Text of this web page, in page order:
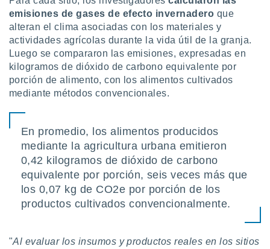
e
mediante
publicidad
1199
emisiones de gases de efecto invernadero que
alteran el clima asociadas con los materiales y
actividades agrícolas durante la vida útil de la granja.
Luego se compararon las emisiones, expresadas en
kilogramos de dióxido de carbono equivalente por
porción de alimento, con los alimentos cultivados
mediante métodos convencionales.
En promedio, los alimentos producidos
mediante la agricultura urbana emitieron
0,42 kilogramos de dióxido de carbono
equivalente por porción, seis veces más que
los 0,07 kg de CO2e por porción de los
productos cultivados convencionalmente.
"Al evaluar los insumos y productos reales en los sitios